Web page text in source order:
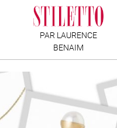
PAR LAURENCE
BENAIM